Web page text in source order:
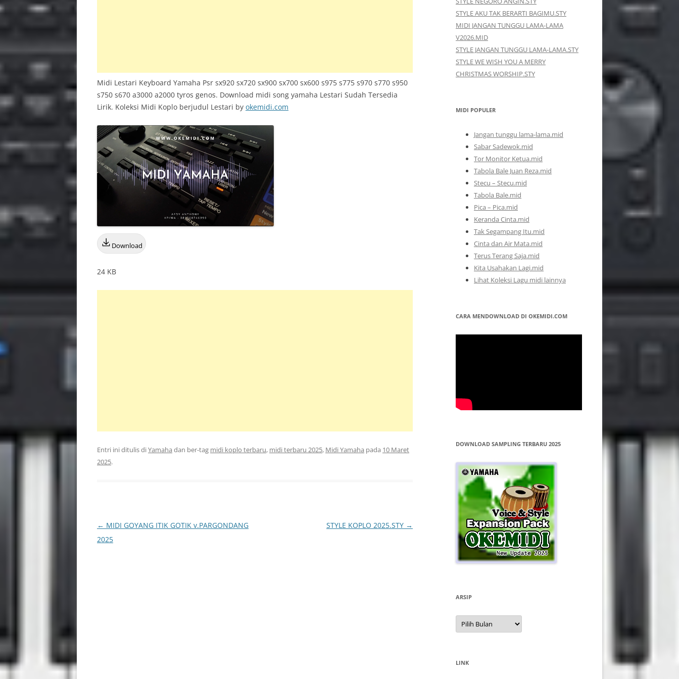
Midi Lestari Keyboard Yamaha Psr sx920 sx720 sx900 sx700 sx600 s975 s775 s970 s770 s950
s750 s670 a3000 a2000 tyros genos. Download midi song yamaha Lestari Sudah Tersedia
Lirik. Koleksi Midi Koplo berjudul Lestari by okemidi.com
Download
24 KB
Entri ini ditulis diYamaha dan ber-tag midi koplo terbaru, midi terbaru 2025, Midi Yamaha pada 10 Maret
2025.
Navigasi
Tulisan
← MIDI GOYANG ITIK GOTIK v.PARGONDANG
2025
STYLE KOPLO 2025.STY →
STYLE AKU TAK BERARTI BAGIMU.STY
MIDI JANGAN TUNGGU LAMA-LAMA
V2026.MID
STYLE JANGAN TUNGGU LAMA-LAMA.STY
STYLE WE WISH YOU A MERRY
CHRISTMAS WORSHIP.STY
MIDI POPULER
Jangan tunggu lama-lama.mid
Sabar Sadewok.mid
Tor Monitor Ketua.mid
Tabola Bale Juan Reza.mid
Stecu – Stecu.mid
Tabola Bale.mid
Pica – Pica.mid
Keranda Cinta.mid
Tak Segampang Itu.mid
Cinta dan Air Mata.mid
Terus Terang Saja.mid
Kita Usahakan Lagi.mid
Lihat Koleksi Lagu midi lainnya
CARA MENDOWNLOAD DI OKEMIDI.COM
DOWNLOAD SAMPLING TERBARU 2025
ARSIP
Arsip
LINK